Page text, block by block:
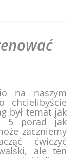
na naszym
chcielibyście
był temat jak
5 porad jak
zaczniemy
ćwiczyć
ale ten